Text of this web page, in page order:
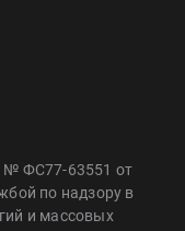
№ ФС77-63551 от
по надзору в
и массовых